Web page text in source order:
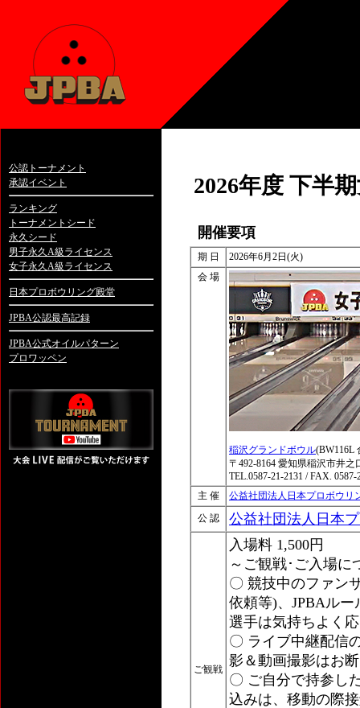
公認トーナメント
承認イベント
ランキング
トーナメントシード
永久シード
男子永久A級ライセンス
女子永久A級ライセンス
日本プロボウリング殿堂
JPBA公認最高記録
JPBA公式オイルパターン
プロワッペン
2026年度 下半
開催要項
期 日
2026年6月2日(火)
会 場
稲沢グランドボウル(BW116L
〒492-8164 愛知県稲沢市井之
TEL.0587-21-2131 / FAX. 0587-
主 催
公益社団法人日本プロボウリ
公 認
公益社団法人日本
ご観戦
入場料 1,500円
～ご観戦･ご入場に
〇 競技中のファン
依頼等)、JPBAル
選手は気持ちよく
〇 ライブ中継配信
影＆動画撮影はお
〇 ご自分で持参し
込みは、移動の際